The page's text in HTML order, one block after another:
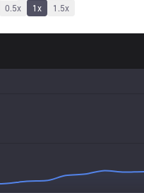
0.5x 1x 1.5x